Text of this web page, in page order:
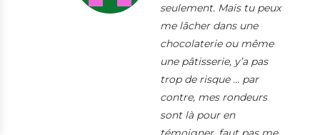
seulement. Mais tu peux
me lâcher dans une
chocolaterie ou même
une pâtisserie, y’a pas
trop de risque … par
contre, mes rondeurs
sont là pour en